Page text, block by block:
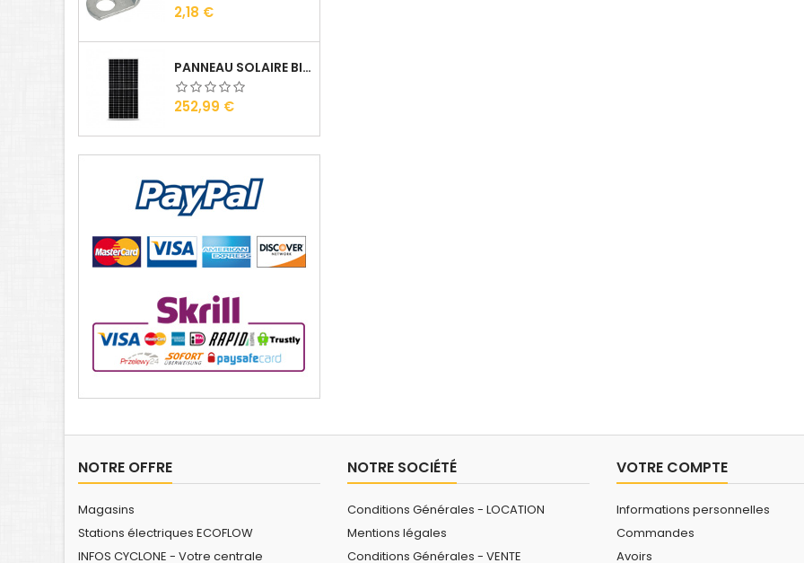
Prix
2,18 €
PANNEAU SOLAIRE BISOL DUPLEX 410 WC MONO
Prix
252,99 €
NOTRE OFFRE
Magasins
Stations électriques ECOFLOW
INFOS CYCLONE - Votre centrale
NOTRE SOCIÉTÉ
Conditions Générales - LOCATION
Mentions légales
Conditions Générales - VENTE
VOTRE COMPTE
Informations personnelles
Commandes
Avoirs